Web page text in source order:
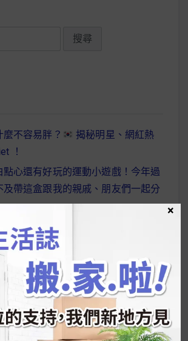
不容易胖？
揭秘明星、網紅熱
！
點心還有好玩的運動小遊戲！今年過
及帶這盒跟我的親戚、朋友們一起分
盒推薦｜五款百元健康伴手禮
會反彈嗎？作用解析＋停藥後體重
：飲食改變也是能快樂執行的！6 個
道的技巧
×